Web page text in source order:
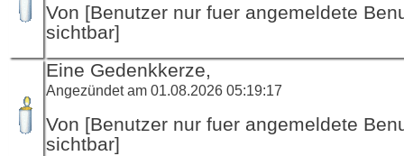
Von [Benutzer nur fuer angemeldete
sichtbar]
Eine Gedenkkerze,
Angezündet am 01.08.2026 05:19:17
Von [Benutzer nur fuer angemeldete
sichtbar]